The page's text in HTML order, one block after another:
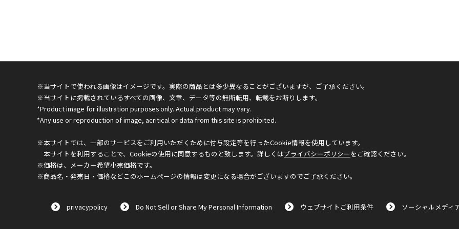
※当サイトで使われる画像はイメージです。実際の商品とは多少異なることがございますが、ご了承ください。
※当サイトに掲載されているすべての画像、文章、データ等の無断転用、転載をお断りします。
*Product image for illustration purposes only. Actual product may vary.
*Any use or reproduction of image, acritical or data from this site is prohibited.
※本サイトでは、一部のサービスをご利用いただくために付与設定等を行ったCookie情報を使用しています。
本サイトを利用することで、Cookieの使用に同意するものと致します。詳しくはプライバシーポリシーをご確認ください。
※価格は、メーカー希望小売価格です。
※商品名・発売日・価格などこのホームページの情報は変更になる場合がございますのでご了承ください。
privacypolicy Do Not Sell or Share My Personal Information ウェブサイトご利用条件 ソーシャルメディ